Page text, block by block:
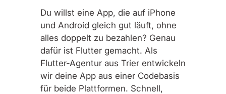
Du willst eine App, die auf iPhone
und Android gleich gut läuft, ohne
alles doppelt zu bezahlen? Genau
dafür ist Flutter gemacht. Als
Flutter-Agentur aus Trier entwickeln
wir deine App aus einer Codebasis
für beide Plattformen. Schnell,